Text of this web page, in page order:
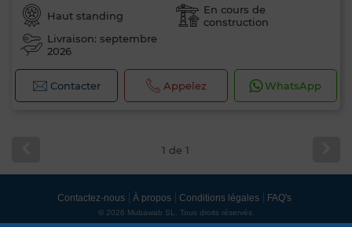
Haut standing
En cours de
construction
Livraison: septembre
2026
Contacter Appelez WhatsApp
1 de 1
Contactez-nous À propos Conditions légales FAQ's
© 2026 Mubawab SL. Tous droits réservés.